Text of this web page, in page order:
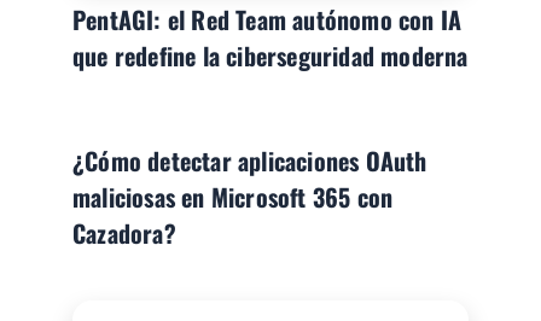
PentAGI: el Red Team autónomo con IA
que redefine la ciberseguridad moderna
¿Cómo detectar aplicaciones OAuth
maliciosas en Microsoft 365 con
Cazadora?